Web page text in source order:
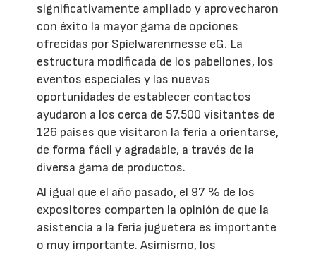
significativamente ampliado y aprovecharon
con éxito la mayor gama de opciones
ofrecidas por Spielwarenmesse eG. La
estructura modificada de los pabellones, los
eventos especiales y las nuevas
oportunidades de establecer contactos
ayudaron a los cerca de 57.500 visitantes de
126 países que visitaron la feria a orientarse,
de forma fácil y agradable, a través de la
diversa gama de productos.
Al igual que el año pasado, el 97 % de los
expositores comparten la opinión de que la
asistencia a la feria juguetera es importante
o muy importante. Asimismo, los